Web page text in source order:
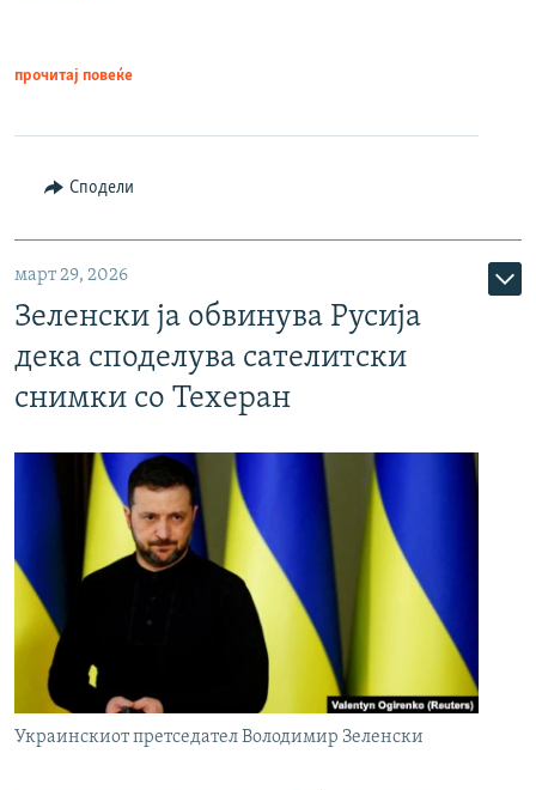
прочитај повеќе
Сподели
март 29, 2026
Зеленски ја обвинува Русија
дека споделува сателитски
снимки со Техеран
Украинскиот претседател Володимир Зеленски